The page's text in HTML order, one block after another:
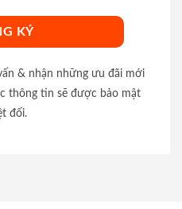
& nhận những ưu đãi mới
thông tin sẽ được bảo mật
đối.